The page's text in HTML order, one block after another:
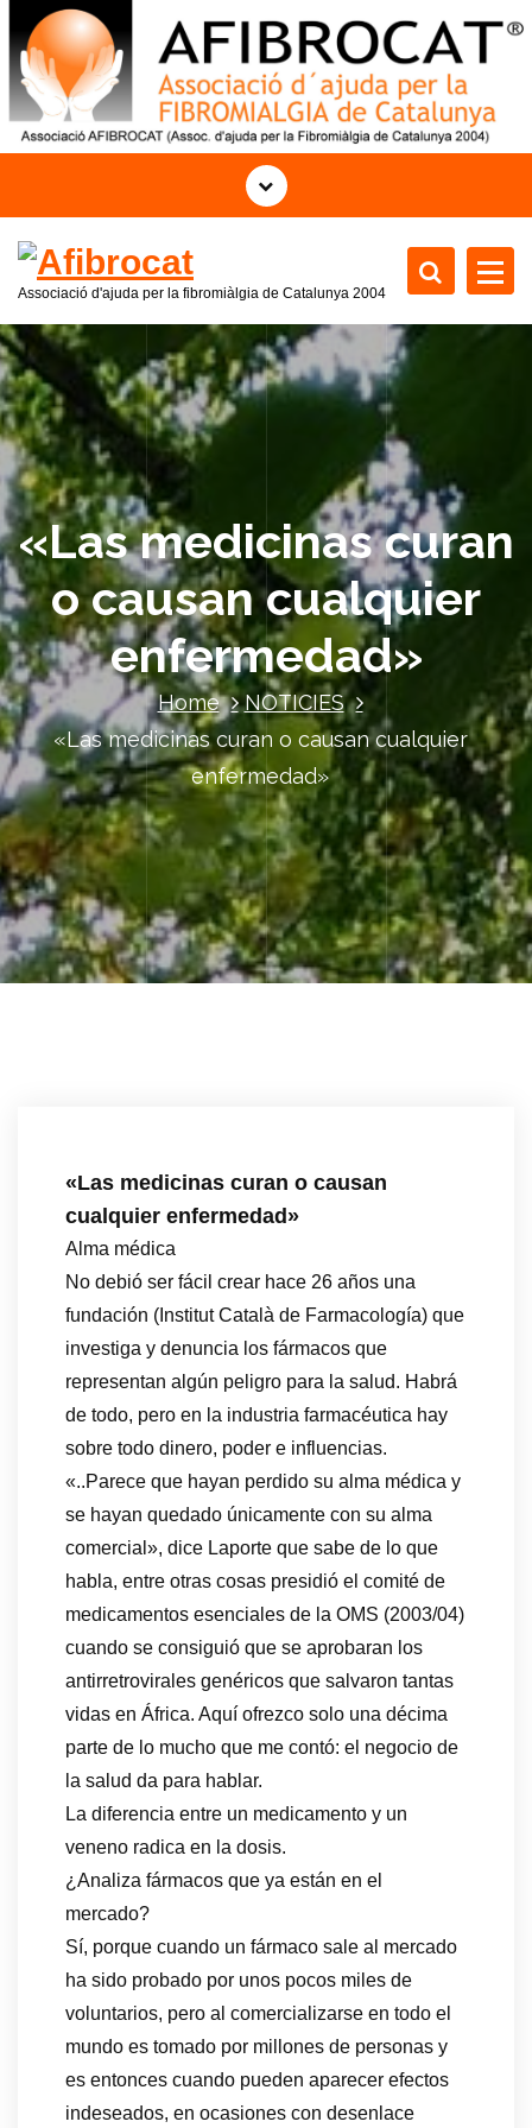
o
n
t
Associació d'ajuda per la fibromiàlgia de Catalunya 2004
«Las medicinas curan
o causan cualquier
enfermedad»
Home
NOTICIES
«Las medicinas curan o causan cualquier
enfermedad»
«Las medicinas curan o causan
cualquier enfermedad»
Alma médica
No debió ser fácil crear hace 26 años una
fundación (Institut Català de Farmacología) que
investiga y denuncia los fármacos que
representan algún peligro para la salud. Habrá
de todo, pero en la industria farmacéutica hay
sobre todo dinero, poder e influencias.
«..Parece que hayan perdido su alma médica y
se hayan quedado únicamente con su alma
comercial», dice Laporte que sabe de lo que
habla, entre otras cosas presidió el comité de
medicamentos esenciales de la OMS (2003/04)
cuando se consiguió que se aprobaran los
antirretrovirales genéricos que salvaron tantas
vidas en África. Aquí ofrezco solo una décima
parte de lo mucho que me contó: el negocio de
la salud da para hablar.
La diferencia entre un medicamento y un
veneno radica en la dosis.
¿Analiza fármacos que ya están en el
mercado?
Sí, porque cuando un fármaco sale al mercado
ha sido probado por unos pocos miles de
voluntarios, pero al comercializarse en todo el
mundo es tomado por millones de personas y
es entonces cuando pueden aparecer efectos
indeseados, en ocasiones con desenlace